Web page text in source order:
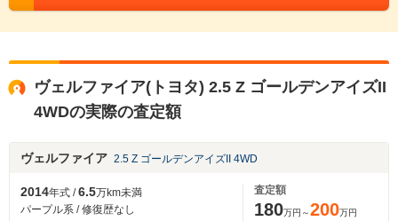
ヴェルファイア(トヨタ) 2.5 Z ゴールデンアイズII
4WDの実際の査定額
ヴェルファイア 2.5 Z ゴールデンアイズII 4WD
2014年式 /6.5万km未満
パープル系 / 修復歴なし
査定額
180万円～200万円